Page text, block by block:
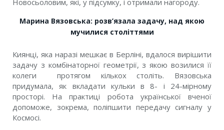
Новосьоловим, які, у підсумку, і отримали нагороду.
Марина Вязовська: розв’язала задачу, над якою
мучилися століттями
Киянці, яка наразі мешкає в Берліні, вдалося вирішити
задачу з комбінаторної геометрії, з якою возилися її
колеги протягом кількох століть. Вязовська
придумала, як вкладати кульки в 8- і 24-мірному
просторі. На практиці робота української вченої
допоможе, зокрема, поліпшити передачу сигналу у
Космосі.